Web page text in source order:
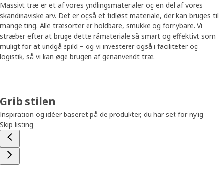
Massivt træ er et af vores yndlingsmaterialer og en del af vores
skandinaviske arv. Det er også et tidløst materiale, der kan bruges til
mange ting. Alle træsorter er holdbare, smukke og fornybare. Vi
stræber efter at bruge dette råmateriale så smart og effektivt som
muligt for at undgå spild – og vi investerer også i faciliteter og
logistik, så vi kan øge brugen af genanvendt træ.
Grib stilen
Inspiration og idéer baseret på de produkter, du har set for nylig
Skip listing